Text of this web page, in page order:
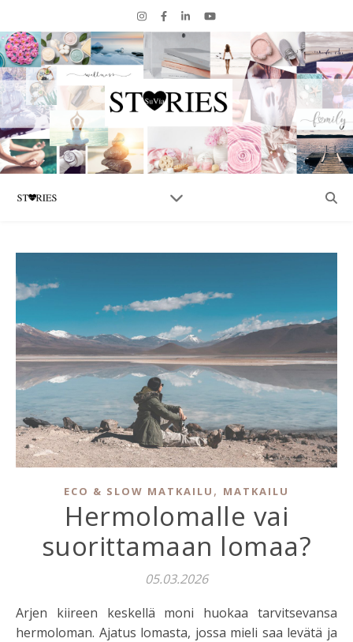
ECO & SLOW MATKAILU , MATKAILU
Hermolomalle vai
suorittamaan lomaa?
05.03.2026
Arjen kiireen keskellä moni huokaa tarvitsevansa
hermoloman. Ajatus lomasta, jossa mieli saa levätä ja